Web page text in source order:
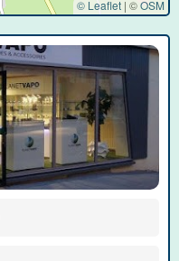
© Leaflet | ©OSM